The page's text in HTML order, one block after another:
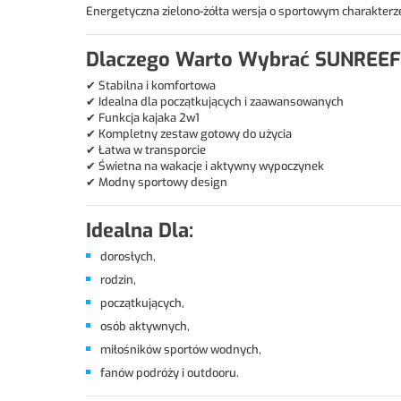
Energetyczna zielono-żółta wersja o sportowym
Dlaczego Warto Wybrać
✔ Stabilna i komfortowa
✔ Idealna dla początkujących i zaawansowanych
✔ Funkcja kajaka 2w1
✔ Kompletny zestaw gotowy do użycia
✔ Łatwa w transporcie
✔ Świetna na wakacje i aktywny wypoczynek
✔ Modny sportowy design
Idealna Dla:
dorosłych,
rodzin,
początkujących,
osób aktywnych,
miłośników sportów wodnych,
fanów podróży i outdooru.